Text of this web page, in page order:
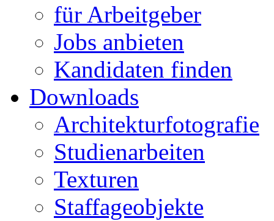
für Arbeitgeber
Jobs anbieten
Kandidaten finden
Downloads
Architekturfotografie
Studienarbeiten
Texturen
Staffageobjekte